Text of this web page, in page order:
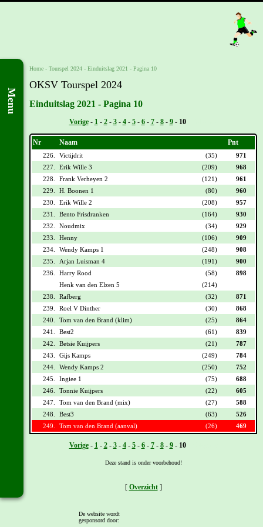
Menu
Home - Tourspel 2024 - Einduitslag 2021 - Pagina 10
OKSV Tourspel 2024
Einduitslag 2021 - Pagina 10
Vorige- 1 - 2- 3- 4- 5- 6- 7- 8- 9- 10
Nr Naam Pnt
226. Victijdrit (35)
971
227.
Erik Wille 3 (209)
968
228.
Frank Verheyen 2 (121)
961
229.
H. Boonen 1 (80)
960
230.
Erik Wille 2 (208)
957
231.
Bento Frisdranken (164)
930
232.
Noudmix (34)
929
233.
Henny (106)
909
234.
Wendy Kamps 1 (248)
908
235.
Arjan Luisman 4 (191)
900
236.
Harry Rood (58)
898
Henk van den Elzen 5
(214)
238.
Rafberg (32)
871
239.
Roel V Dinther (30)
868
240.
Tom van den Brand (klim) (25)
864
241.
Best2 (61)
839
242.
Betsie Kuijpers (21)
787
243.
Gijs Kamps (249)
784
244.
Wendy Kamps 2 (250)
752
245.
Ingiee 1 (75)
688
246.
Tonnie Kuijpers (22)
605
247.
Tom van den Brand (mix) (27)
588
248.
Best3 (63)
526
249.
Tom van den Brand (aanval) (26) 469
Vorige- 1 - 2- 3- 4- 5- 6- 7- 8- 9- 10
Deze stand is onder voorbehoud!
[ Overzicht]
© Copyright 2001-2026 -
De website wordt
gesponsord door: